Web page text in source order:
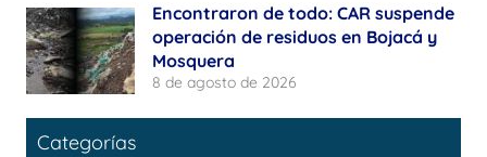
Encontraron de todo: CAR suspende
operación de residuos en Bojacá y
Mosquera
8 de agosto de 2026
Categorías